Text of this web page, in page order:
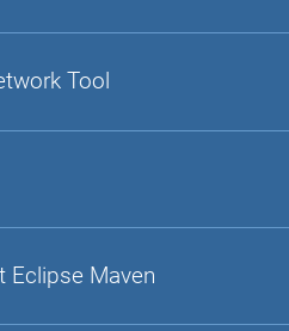
Tool
Eclipse Maven